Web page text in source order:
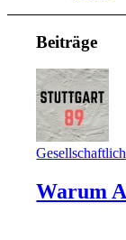
Beiträge
Warum